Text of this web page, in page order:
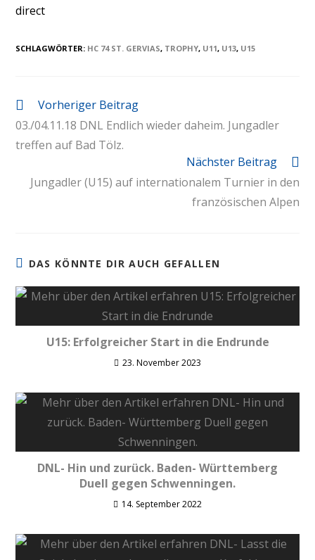
direct
SCHLAGWÖRTER: HC 74 ST. GERVIAS, TROPHY, U11, U13, U15
Vorheriger Beitrag
03./04.11.18 DNL Endlich wieder daheim. Jungadler
treffen auf Bad Tölz.
Nächster Beitrag
Jungadler (U15) auf internationalem Turnier in den
französischen Alpen
DAS KÖNNTE DIR AUCH GEFALLEN
U15: Erfolgreicher Start in die Endrunde
23. November 2023
DNL- Hin und zurück. Baden- Württemberg
Duell gegen Schwenningen.
14. September 2022